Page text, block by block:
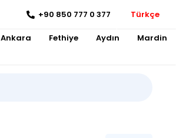
+90 850 777 0 377 Türkçe
Ankara Fethiye Aydın Mardin